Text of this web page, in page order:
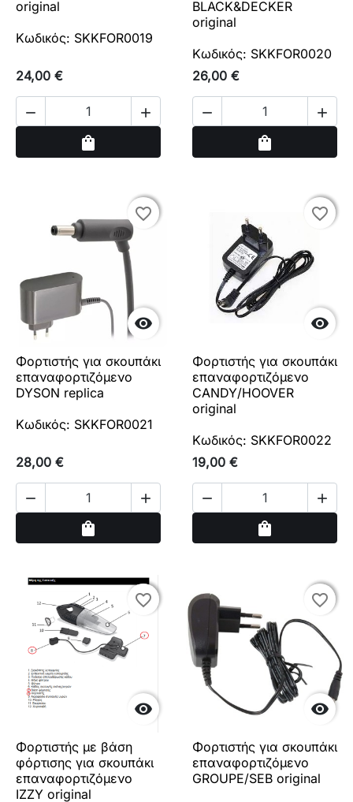
original
Κωδικός: SKKFOR0019
24,00 €
 
shopping_bag
BLACK&DECKER
original
Κωδικός: SKKFOR0020
26,00 €
 
shopping_bag

favorite_border
favorite_border
Φορτιστής για σκουπάκι
επαναφορτιζόμενο
DYSON replica
Κωδικός: SKKFOR0021
28,00 €
 
shopping_bag

favorite_border
favorite_border
Φορτιστής για σκουπάκι
επαναφορτιζόμενο
CANDY/HOOVER
original
Κωδικός: SKKFOR0022
19,00 €
 
shopping_bag

favorite_border
favorite_border
Φορτιστής με βάση
φόρτισης για σκουπάκι
επαναφορτιζόμενο
IZZY original

favorite_border
favorite_border
Φορτιστής για σκουπάκι
επαναφορτιζόμενο
GROUPE/SEB original